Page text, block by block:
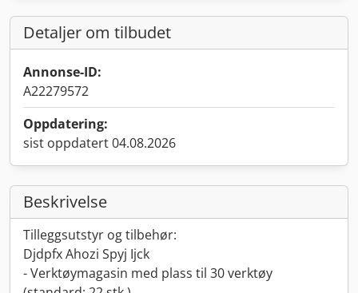
Detaljer om tilbudet
Annonse-ID:
A22279572
Oppdatering:
sist oppdatert 04.08.2026
Beskrivelse
Tilleggsutstyr og tilbehør:
Djdpfx Ahozi Spyj Ijck
- Verktøymagasin med plass til 30 verktøy